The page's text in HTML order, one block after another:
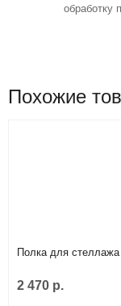
обработку
Похожие
Полка для
2 470 р.